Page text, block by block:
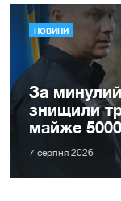
НОВИНИ
За
знищили
майже
7 серпня 2026